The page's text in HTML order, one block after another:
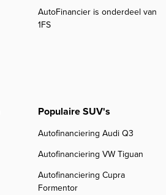
AutoFinancier is onderdeel van
1FS
Populaire SUV's
Autofinanciering Audi Q3
Autofinanciering VW Tiguan
Autofinanciering Cupra
Formentor